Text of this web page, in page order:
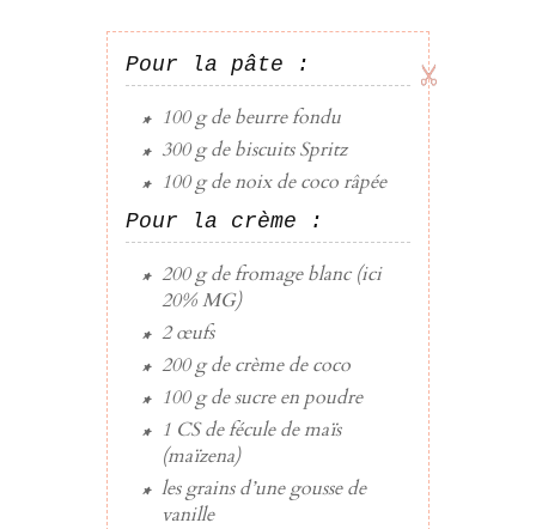
Pour la pâte :
100 gdebeurrefondu
300 gdebiscuitsSpritz
100 gdenoix de coco râpée
Pour la crème :
200 gdefromage blanc(ici
20% MG)
2 œufs
200 gdecrème de coco
100 gdesucre en poudre
1 CSdefécule de maïs
(maïzena)
les grains d’unegousse de
vanille